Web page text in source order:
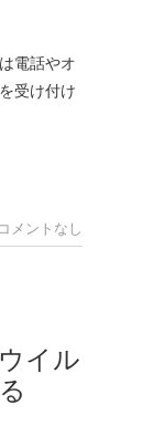
電話やオ
受け付け
コメントなし
イル